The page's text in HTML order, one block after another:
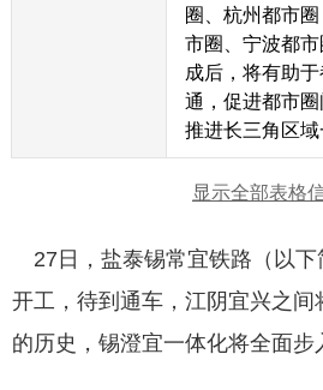
圈、杭州都市
市圈、宁波都
成后，将有助
通，促进都市
推进长三角区域
显示全部表格
27日，盐泰锡常宜铁路（以下
开工，待到通车，江阴宜兴之间
的历史，锡澄宜一体化将全面步